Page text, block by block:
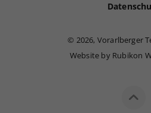
© 2026, Vorarlberger
Website by Rubikon